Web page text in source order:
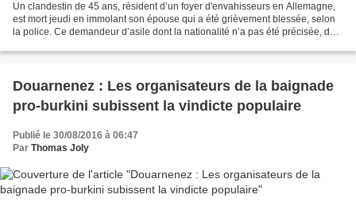
Un clandestin de 45 ans, résident d’un foyer d'envahisseurs en Allemagne,
est mort jeudi en immolant son épouse qui a été grièvement blessée, selon
la police. Ce demandeur d’asile dont la nationalité n’a pas été précisée, déjà
Douarnenez : Les organisateurs de la baignade
pro-burkini subissent la vindicte populaire
Publié le 30/08/2016 à 06:47
Par Thomas Joly